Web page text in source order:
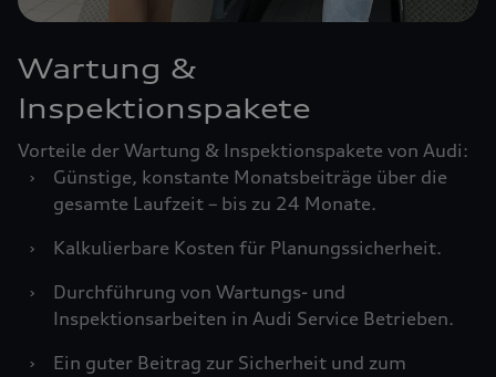
Wartung &
Inspektionspakete
Vorteile der Wartung & Inspektionspakete von Audi:
›
Günstige, konstante Monatsbeiträge über die
gesamte Laufzeit – bis zu 24 Monate.
›
Kalkulierbare Kosten für Planungssicherheit.
›
Durchführung von Wartungs- und
Inspektionsarbeiten in Audi Service Betrieben.
›
Ein guter Beitrag zur Sicherheit und zum